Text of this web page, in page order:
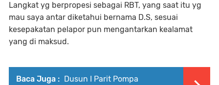
Langkat yg berpropesi sebagai RBT, yang saat itu yg
mau saya antar diketahui bernama D.S, sesuai
kesepakatan pelapor pun mengantarkan kealamat
yang di maksud.
Baca Juga :
Dusun I Parit Pompa